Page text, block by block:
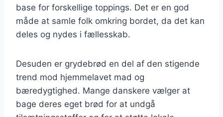
base for forskellige toppings. Det er en god
måde at samle folk omkring bordet, da det kan
deles og nydes i fællesskab.
Desuden er grydebrød en del af den stigende
trend mod hjemmelavet mad og
bæredygtighed. Mange danskere vælger at
bage deres eget brød for at undgå